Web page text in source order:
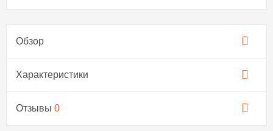
Обзор
Характеристики
Отзывы 0